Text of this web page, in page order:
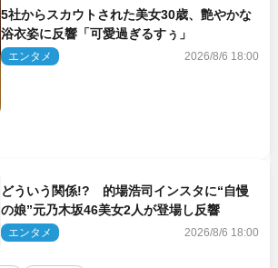
5社からスカウトされた美女30歳、艶やかな
浴衣姿に反響「可愛過ぎるすぅ」
エンタメ 2026/8/6 18:00
どういう関係!? 的場浩司インスタに“自慢
の娘”元乃木坂46美女2人が登場し反響
エンタメ 2026/8/6 18:00